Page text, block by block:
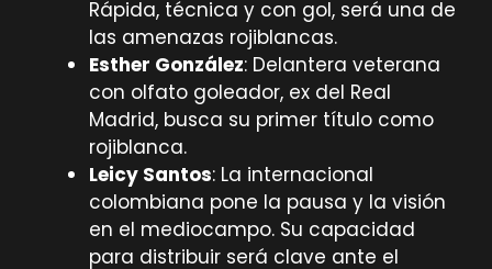
Rápida, técnica y con gol, será una de
las amenazas rojiblancas.
Esther González: Delantera veterana
con olfato goleador, ex del Real
Madrid, busca su primer título como
rojiblanca.
Leicy Santos: La internacional
colombiana pone la pausa y la visión
en el mediocampo. Su capacidad
para distribuir será clave ante el